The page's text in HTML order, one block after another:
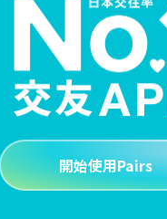
開始使用Pairs